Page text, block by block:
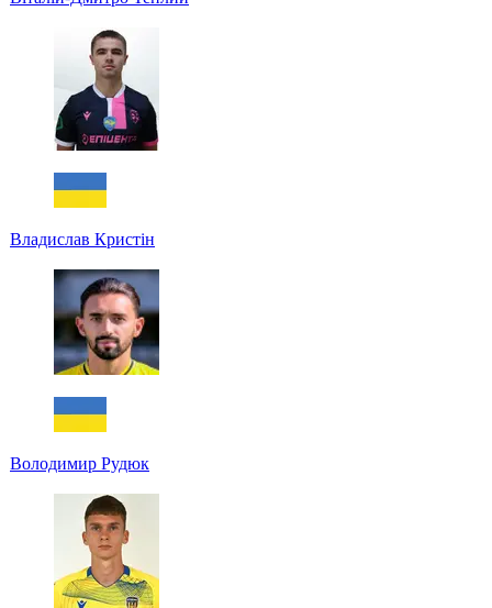
Владислав Кристін
Володимир Рудюк